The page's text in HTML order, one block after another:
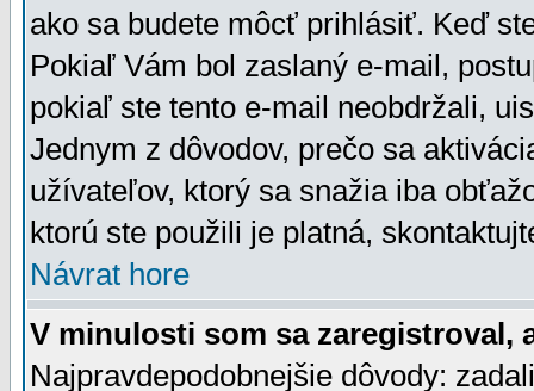
ako sa budete môcť prihlásiť. Keď
Pokiaľ Vám bol zaslaný e-mail,
pokiaľ ste tento e-mail neobdržali,
Jednym z dôvodov, prečo sa
užívateľov, ktorý sa snažia iba
ktorú ste použili je platná,
Návrat hore
V minulosti som sa zaregistroval,
Najpravdepodobnejšie dôvody: